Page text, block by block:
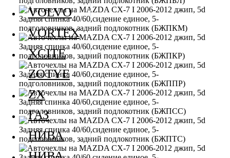
VOLVO
VORTEX
XCITE
ZOTYE
ZX
ГАЗ
НИВА